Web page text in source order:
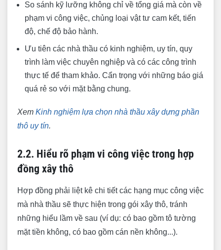
So sánh kỹ lưỡng không chỉ về tổng giá mà còn về
phạm vi công việc, chủng loại vật tư cam kết, tiến
độ, chế độ bảo hành.
Ưu tiên các nhà thầu có kinh nghiệm, uy tín, quy
trình làm việc chuyên nghiệp và có các công trình
thực tế để tham khảo. Cẩn trọng với những báo giá
quá rẻ so với mặt bằng chung.
Xem Kinh nghiệm lựa chọn nhà thầu xây dựng phần
thô uy tín.
2.2. Hiểu rõ phạm vi công việc trong hợp
đồng xây thô
Hợp đồng phải liệt kê chi tiết các hạng mục công việc
mà nhà thầu sẽ thực hiện trong gói xây thô, tránh
những hiểu lầm về sau (ví dụ: có bao gồm tô tường
mặt tiền không, có bao gồm cán nền không...).